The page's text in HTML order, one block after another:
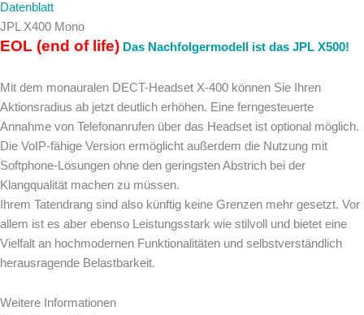
Datenblatt
JPL X400 Mono
EOL (end of life) Das Nachfolgermodell ist das JPL X500!
Mit dem monauralen DECT-Headset X-400 können Sie Ihren
Aktionsradius ab jetzt deutlich erhöhen. Eine ferngesteuerte
Annahme von Telefonanrufen über das Headset ist optional möglich.
Die VoIP-fähige Version ermöglicht außerdem die Nutzung mit
Softphone-Lösungen ohne den geringsten Abstrich bei der
Klangqualität machen zu müssen.
Ihrem Tatendrang sind also künftig keine Grenzen mehr gesetzt. Vor
allem ist es aber ebenso Leistungsstark wie stilvoll und bietet eine
Vielfalt an hochmodernen Funktionalitäten und selbstverständlich
herausragende Belastbarkeit.
Weitere Informationen